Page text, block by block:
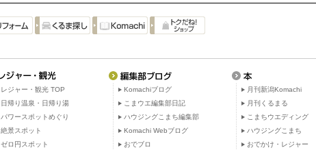
レジャー・観光 TOP
日帰り温泉・日帰り湯
パワースポットめぐり
絶景スポット
ゼロ円スポット
Komachiブログ
こまウエ編集部日記
ハウジングこまち編集部
Komachi Webブログ
おでブロ
月刊新潟Komachi
月刊くるまる
こまちウエディング
ハウジングこまち
おでかけ・レジャー